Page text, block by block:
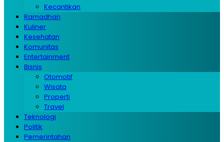
Kecantikan
Ramadhan
Kuliner
Kesehatan
Komunitas
Entertainment
Bisnis
Otomotif
Wisata
Properti
Travel
Teknologi
Politik
Pemerintahan